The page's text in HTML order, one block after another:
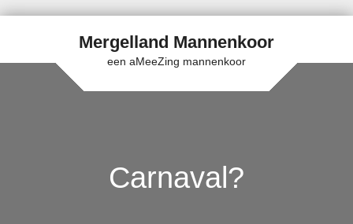
Mergelland Mannenkoor
een aMeeZing mannenkoor
Carnaval?